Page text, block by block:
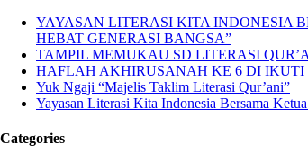
YAYASAN LITERASI KITA INDONESIA
HEBAT GENERASI BANGSA”
TAMPIL MEMUKAU SD LITERASI
HAFLAH AKHIRUSANAH KE 6 DI IKUTI
Yuk Ngaji “Majelis Taklim Literasi Qur’ani”
Yayasan Literasi Kita Indonesia Bersama
Categories